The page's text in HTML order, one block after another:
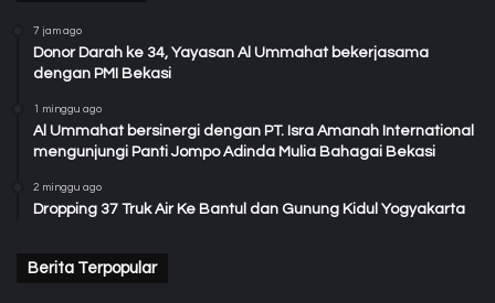
7 jam ago
Donor Darah ke 34, Yayasan Al Ummahat bekerjasama
dengan PMI Bekasi
1 minggu ago
Al Ummahat bersinergi dengan PT. Isra Amanah International
mengunjungi Panti Jompo Adinda Mulia Bahagai Bekasi
2 minggu ago
Dropping 37 Truk Air Ke Bantul dan Gunung Kidul Yogyakarta
Berita Terpopular